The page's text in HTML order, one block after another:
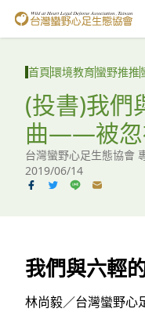
台灣蠻野心足生態協會
議題與行動
環境教育
白海豚媽祖宮
臉書
首頁環境教育蠻野推推
(投書)我們
曲——被忽
台灣蠻野心足生態協會
2019/06/14
我們與六輕
林尚毅／台灣蠻野心